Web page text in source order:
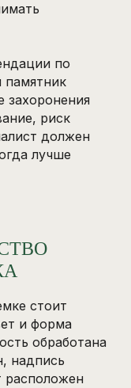
по
памятник
захоронения
риск
должен
лучше
стоит
и форма
обработана
надпись
расположен